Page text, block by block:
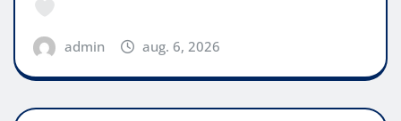
admin aug. 6, 2026